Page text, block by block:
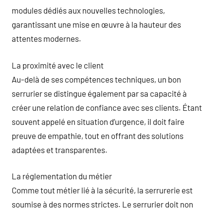
modules dédiés aux nouvelles technologies,
garantissant une mise en œuvre à la hauteur des
attentes modernes.
La proximité avec le client
Au-delà de ses compétences techniques, un bon
serrurier se distingue également par sa capacité à
créer une relation de confiance avec ses clients. Étant
souvent appelé en situation d’urgence, il doit faire
preuve de empathie, tout en offrant des solutions
adaptées et transparentes.
La réglementation du métier
Comme tout métier lié à la sécurité, la serrurerie est
soumise à des normes strictes. Le serrurier doit non